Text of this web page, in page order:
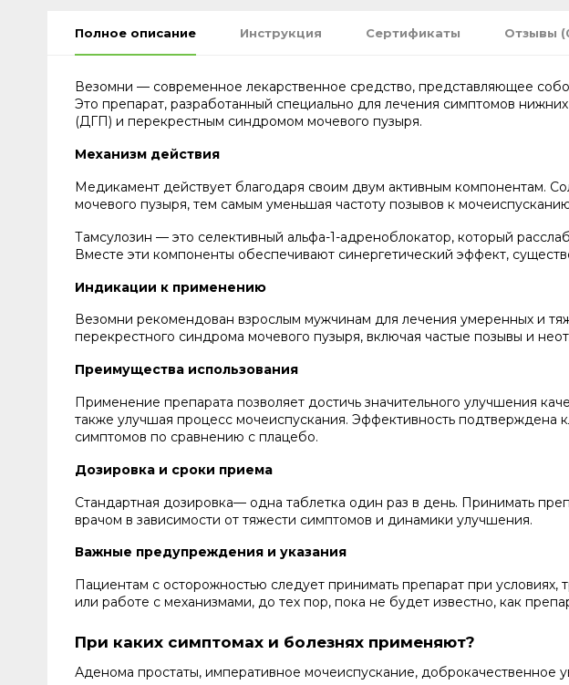
Полное описание Инструкция Сертификаты Отзывы
Везомни — современное лекарственное средство, представляющее
Это препарат, разработанный специально для лечения симптомов
(ДГП) и перекрестным синдромом мочевого пузыря.
Механизм действия
Медикамент действует благодаря своим двум активным компонентам.
мочевого пузыря, тем самым уменьшая частоту позывов к
Тамсулозин — это селективный альфа-1-адреноблокатор, который
Вместе эти компоненты обеспечивают синергетический эффект,
Индикации к применению
Везомни рекомендован взрослым мужчинам для лечения умеренных и
перекрестного синдрома мочевого пузыря, включая частые позывы и
Преимущества использования
Применение препарата позволяет достичь значительного улучшения
также улучшая процесс мочеиспускания. Эффективность
симптомов по сравнению с плацебо.
Дозировка и сроки приема
Стандартная дозировка— одна таблетка один раз в день. Принимать
врачом в зависимости от тяжести симптомов и динамики улучшения.
Важные предупреждения и указания
Пациентам с осторожностью следует принимать препарат при
или работе с механизмами, до тех пор, пока не будет известно, как
При каких симптомах и болезнях применяют?
Аденома простаты, императивное мочеиспускание, доброкачественное